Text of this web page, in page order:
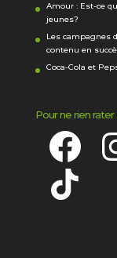
Amour : Est-ce
jeunes?
Les campagnes
contenu en
Coca-Cola et
Pour ne rien rater
Facebook
TikTok